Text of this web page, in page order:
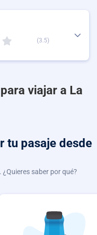
(3.5)
viajar a La
tu pasaje desde
saber por qué?